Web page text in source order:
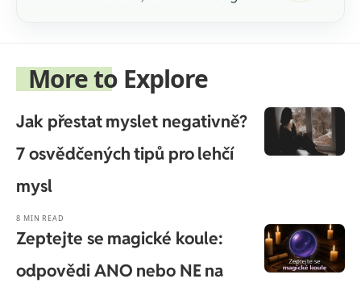
More to Explore
Jak přestat myslet negativně?
7 osvědčených tipů pro lehčí
mysl
8 MIN READ
Zeptejte se magické koule:
odpovědi ANO nebo NE na